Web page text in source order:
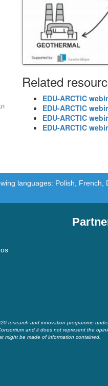
Related
EDU-ARCTIC
EDU-ARCTIC
EDU-ARCTIC
EDU-ARCTIC
languages: Polish, French,
research and innovation programme
and it does not represent the
might be made of information contained.